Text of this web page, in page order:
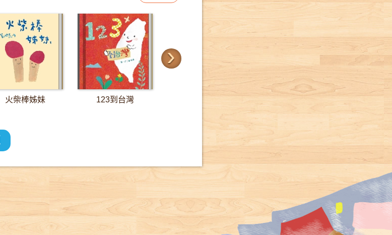
›
火柴棒姊妹 123到台灣